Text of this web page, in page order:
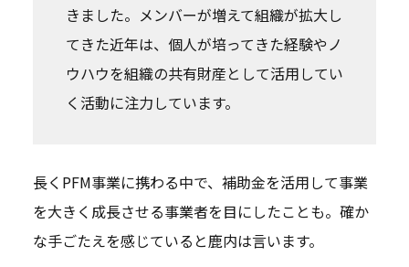
きました。メンバーが増えて組織が拡大し
てきた近年は、個人が培ってきた経験やノ
ウハウを組織の共有財産として活用してい
く活動に注力しています。
長くPFM事業に携わる中で、補助金を活用して事業
を大きく成長させる事業者を目にしたことも。確か
な手ごたえを感じていると鹿内は言います。